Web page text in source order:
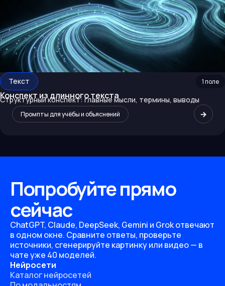
Текст 1поле
Конспект из длинного текста
Структурный конспект: главные мысли, термины, выводы
Промпты для учёбы и объяснений →
Попробуйте прямо
сейчас
ChatGPT, Claude, DeepSeek, Gemini и Grok отвечают
в одном окне. Сравните ответы, проверьте
источники, сгенерируйте картинку или видео — в
чате уже 40 моделей.
Нейросети
Каталог нейросетей